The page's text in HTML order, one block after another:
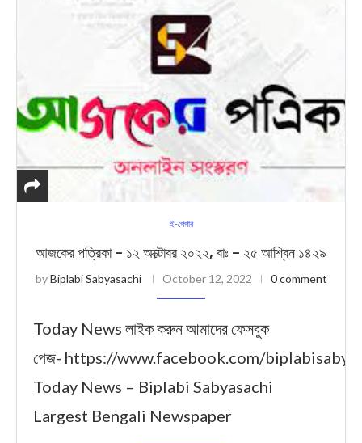
ই-পেপার
আজকের পত্রিকা – ১২ অক্টোবর ২০২২, বাঃ – ২৫ আশ্বিন ১৪২৯
byBiplabi Sabyasachi October 12, 2022 0 comment
Today News লাইক করুন আমাদের ফেসবুক
পেজ- https://www.facebook.com/
Today News – Biplabi Sabyasachi
Largest Bengali Newspaper